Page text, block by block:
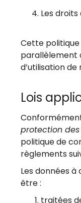
Les
Cette
parallèlement
d’utilisation de
Lois
protection
politique de
règlements
Les données
être :
traitées